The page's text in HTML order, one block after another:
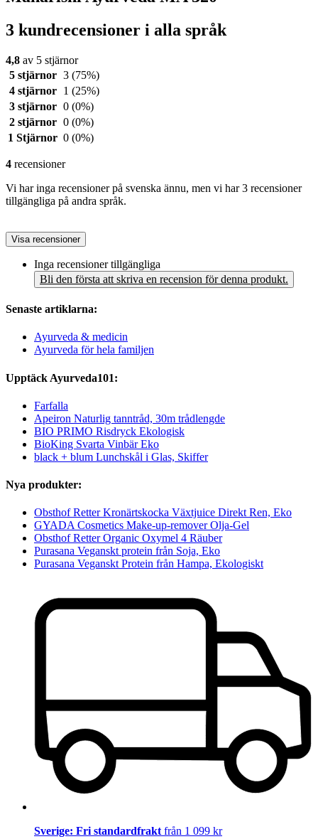
3 kundrecensioner i alla språk
4,8 av 5 stjärnor
5 stjärnor 3 (75%)
4 stjärnor
1 (25%)
3 stjärnor 0 (0%)
2 stjärnor 0 (0%)
1 Stjärnor 0 (0%)
4 recensioner
Vi har inga recensioner på svenska ännu, men vi har 3 recensioner
tillgängliga på andra språk.
Visa recensioner
Inga recensioner tillgängliga
Bli den första att skriva en recension för denna produkt.
Senaste artiklarna:
Ayurveda & medicin
Ayurveda för hela familjen
Upptäck Ayurveda101:
Farfalla
Apeiron Naturlig tanntråd, 30m trådlengde
BIO PRIMO Risdryck Ekologisk
BioKing Svarta Vinbär Eko
black + blum Lunchskål i Glas, Skiffer
Nya produkter:
Obsthof Retter Kronärtskocka Växtjuice Direkt Ren, Eko
GYADA Cosmetics Make-up-remover Olja-Gel
Obsthof Retter Organic Oxymel 4 Räuber
Purasana Veganskt protein från Soja, Eko
Purasana Veganskt Protein från Hampa, Ekologiskt
Sverige: Fri standardfrakt från 1 099 kr